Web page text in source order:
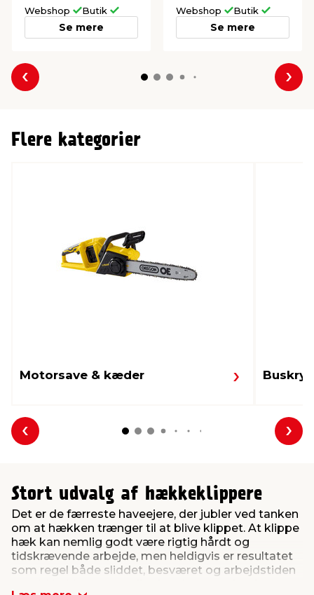
Webshop Butik
Se mere
Webshop Butik
Se mere
Forrige
Flere kategorier
Motorsave & kæder
Forrige
Stort udvalg af hækkeklippere
Det er de færreste haveejere, der jubler ved tanken
om at hækken trænger til at blive klippet. At klippe
hæk kan nemlig godt være rigtig hårdt og
tidskrævende arbejde, men heldigvis er resultatet
som regel både sliddet, besværet og arbejdstiden